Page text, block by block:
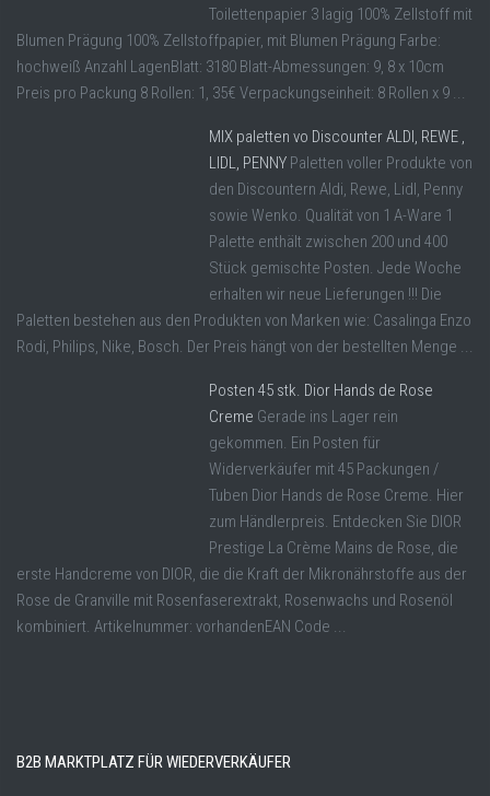
Toilettenpapier 3 lagig 100% Zellstoff mit
Blumen Prägung 100% Zellstoffpapier, mit Blumen Prägung Farbe:
hochweiß Anzahl LagenBlatt: 3180 Blatt-Abmessungen: 9, 8 x 10cm
Preis pro Packung 8 Rollen: 1, 35€ Verpackungseinheit: 8 Rollen x 9 ...
MIX paletten vo Discounter ALDI, REWE ,
LIDL, PENNY Paletten voller Produkte von
den Discountern Aldi, Rewe, Lidl, Penny
sowie Wenko. Qualität von 1 A-Ware 1
Palette enthält zwischen 200 und 400
Stück gemischte Posten. Jede Woche
erhalten wir neue Lieferungen !!! Die
Paletten bestehen aus den Produkten von Marken wie: Casalinga Enzo
Rodi, Philips, Nike, Bosch. Der Preis hängt von der bestellten Menge ...
Posten 45 stk. Dior Hands de Rose
Creme Gerade ins Lager rein
gekommen. Ein Posten für
Widerverkäufer mit 45 Packungen /
Tuben Dior Hands de Rose Creme. Hier
zum Händlerpreis. Entdecken Sie DIOR
Prestige La Crème Mains de Rose, die
erste Handcreme von DIOR, die die Kraft der Mikronährstoffe aus der
Rose de Granville mit Rosenfaserextrakt, Rosenwachs und Rosenöl
kombiniert. Artikelnummer: vorhandenEAN Code ...
B2B MARKTPLATZ FÜR WIEDERVERKÄUFER